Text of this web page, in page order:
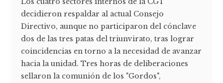
decidieron respaldar al actual Consejo
Directivo, aunque no participaron del cónclave
dos de las tres patas del triunvirato, tras lograr
coincidencias en torno a la necesidad de avanzar
hacia la unidad. Tres horas de deliberaciones
sellaron la comunión de los "Gordos",